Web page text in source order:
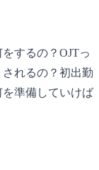
するの？OJTっ
れるの？初出勤
準備していけば